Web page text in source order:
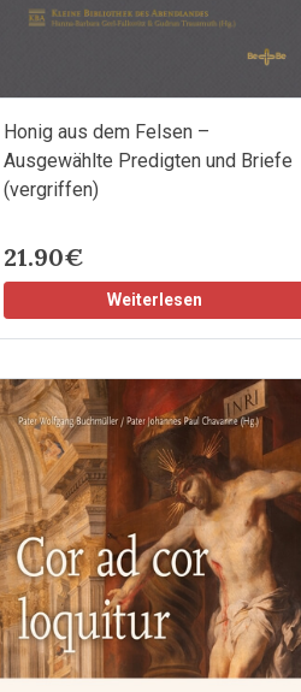
Honig aus dem Felsen –
Ausgewählte Predigten und Briefe
(vergriffen)
21.90€
Weiterlesen